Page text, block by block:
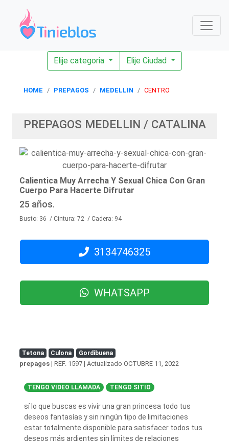
Elije categoria Elije Ciudad
HOME PREPAGOS MEDELLIN CENTRO
PREPAGOS MEDELLIN / CATALINA
Calientica Muy Arrecha Y Sexual Chica Con Gran
Cuerpo Para Hacerte Difrutar
25 años.
Busto: 36 / Cintura: 72 / Cadera: 94
3134746325
WHATSAPP
Tetona Culona Gordibuena
prepagos | REF. 1597 | Actualizado OCTUBRE 11, 2022
TENGO VIDEO LLAMADA TENGO SITIO
sí lo que buscas es vivir una gran princesa todo tus
deseos fantasías y sin ningún tipo de limitaciones
estar totalmente disponible para satisfacer todos tus
deseos más ardientes sin límites de relaciones